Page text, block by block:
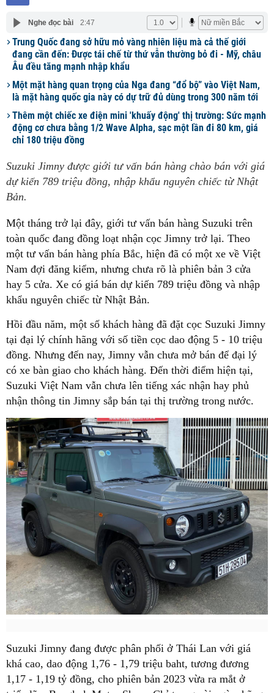
Nghe đọc bài 2:47
Trung Quốc đang sở hữu mỏ vàng nhiên liệu mà cả thế giới
đang cần đến: Được tái chế từ thứ vẫn thường bỏ đi - Mỹ, châu
Âu đều tăng mạnh nhập khẩu
Một mặt hàng quan trọng của Nga đang “đổ bộ” vào Việt Nam,
là mặt hàng quốc gia này có dự trữ đủ dùng trong 300 năm tới
Thêm một chiếc xe điện mini 'khuấy động' thị trường: Sức mạnh
động cơ chưa bằng 1/2 Wave Alpha, sạc một lần đi 80 km, giá
chỉ 180 triệu đồng
Suzuki Jimny được giới tư vấn bán hàng chào bán với giá
dự kiến 789 triệu đồng, nhập khẩu nguyên chiếc từ Nhật
Bản.
Một tháng trở lại đây, giới tư vấn bán hàng Suzuki trên
toàn quốc đang đồng loạt nhận cọc Jimny trở lại. Theo
một tư vấn bán hàng phía Bắc, hiện đã có một xe về Việt
Nam đợi đăng kiểm, nhưng chưa rõ là phiên bản 3 cửa
hay 5 cửa. Xe có giá bán dự kiến 789 triệu đồng và nhập
khẩu nguyên chiếc từ Nhật Bản.
Hồi đầu năm, một số khách hàng đã đặt cọc Suzuki Jimny
tại đại lý chính hãng với số tiền cọc dao động 5 - 10 triệu
đồng. Nhưng đến nay, Jimny vẫn chưa mở bán để đại lý
có xe bàn giao cho khách hàng. Đến thời điểm hiện tại,
Suzuki Việt Nam vẫn chưa lên tiếng xác nhận hay phủ
nhận thông tin Jimny sắp bán tại thị trường trong nước.
Suzuki Jimny đang được phân phối ở Thái Lan với giá
khá cao, dao động 1,76 - 1,79 triệu baht, tương đương
1,17 - 1,19 tỷ đồng, cho phiên bản 2023 vừa ra mắt ở